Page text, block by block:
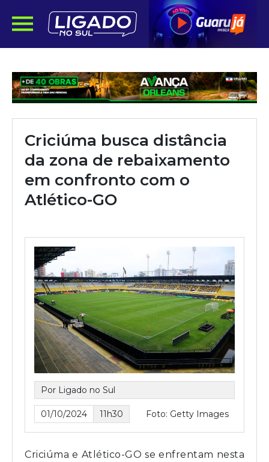
Criciúma busca distância
da zona de rebaixamento
em confronto com o
Atlético-GO
Por Ligado no Sul
01/10/2024 11h30 Foto: Getty Images
Criciúma e Atlético-GO se enfrentam nesta